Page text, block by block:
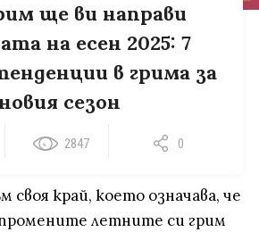
ще ви направи
на есен 2025: 7
в грима за
новия сезон
2847 0
своя край, което означава, че
летните си грим